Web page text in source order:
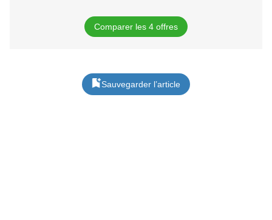
Comparer les 4 offres
Sauvegarder l’article